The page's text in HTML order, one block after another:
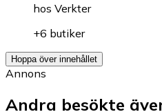
hos Verkter
+6 butiker
Hoppa över innehållet
Annons
Andra besökte